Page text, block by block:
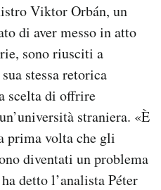
Viktor Orbán, un
di aver messo in atto
sono riusciti a
stessa retorica
scelta di offrire
straniera. «È
prima volta che gli
diventati un problema
detto l’analista Péter